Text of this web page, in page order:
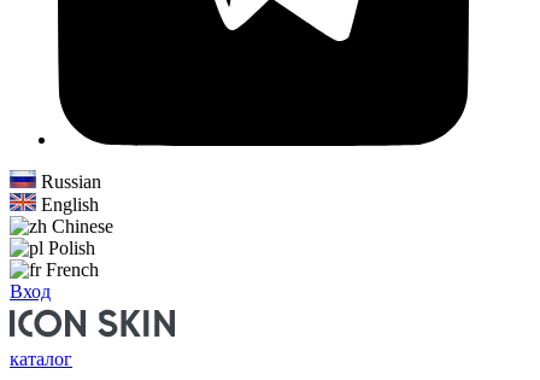
Russian
English
Chinese
Polish
French
Вход
каталог